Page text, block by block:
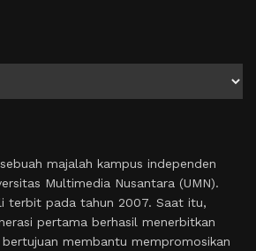
majalah kampus independen
Multimedia Nusantara (UMN).
terbit pada tahun 2007. Saat itu,
pertama berhasil menerbitkan
membantu mempromosikan